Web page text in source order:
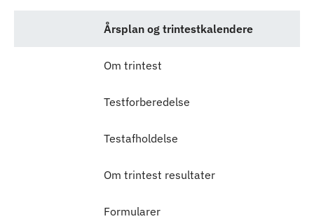
Årsplan og trintestkalendere
Om trintest
Testforberedelse
Testafholdelse
Om trintest resultater
Formularer